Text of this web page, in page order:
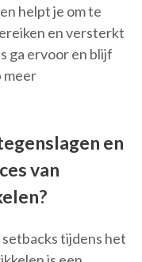
helpt je om te
en versterkt
ga ervoor en blijf
meer
en
van
tijdens het